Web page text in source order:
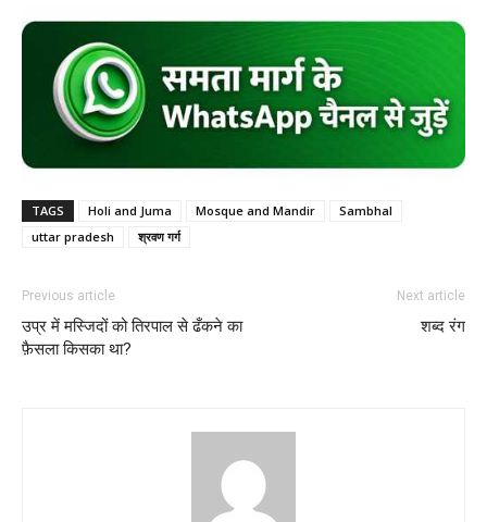
TAGS Holi and Juma Mosque and Mandir
Sambhal
uttar pradesh
श्रवण गर्ग
Previous article
उप्र में मस्जिदों को तिरपाल से ढँकने का
फ़ैसला किसका था?
Next article
शब्द रंग